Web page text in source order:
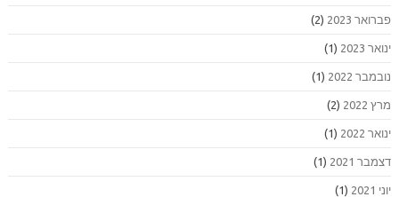
פברואר 2023 (2)
ינואר 2023 (1)
נובמבר 2022 (1)
מרץ 2022 (2)
ינואר 2022 (1)
דצמבר 2021 (1)
יוני 2021 (1)